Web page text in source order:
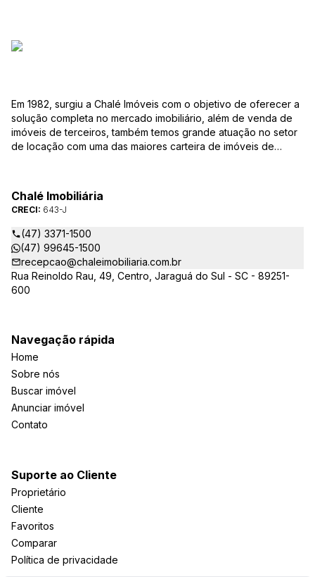
Em 1982, surgiu a Chalé Imóveis com o objetivo de oferecer a
solução completa no mercado imobiliário, além de venda de
imóveis de terceiros, também temos grande atuação no setor
de locação com uma das maiores carteira de imóveis de
Arte Imóveis. E também reavaliamos a nossa Missão, Visão e
Valores.
Chalé Imobiliária
CRECI: 643-J
(47) 3371-1500
(47) 99645-1500
recepcao@chaleimobiliaria.com.br
Rua Reinoldo Rau, 49, Centro, Jaraguá do Sul - SC - 89251-
600
Navegação rápida
Home
Sobre nós
Buscar imóvel
Anunciar imóvel
Contato
Suporte ao Cliente
Proprietário
Cliente
Favoritos
Comparar
Política de privacidade